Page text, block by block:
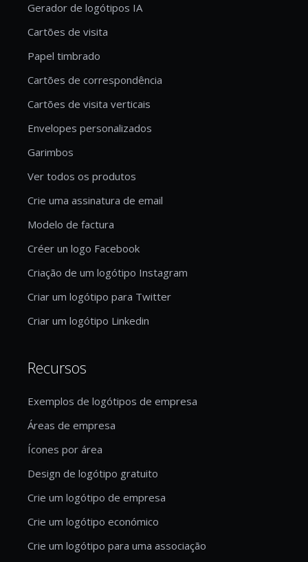
Gerador de logótipos IA
Cartões de visita
Papel timbrado
Cartões de correspondência
Cartões de visita verticais
Envelopes personalizados
Garimbos
Ver todos os produtos
Crie uma assinatura de email
Modelo de factura
Créer un logo Facebook
Criação de um logótipo Instagram
Criar um logótipo para Twitter
Criar um logótipo Linkedin
Recursos
Exemplos de logótipos de empresa
Áreas de empresa
Ícones por área
Design de logótipo gratuito
Crie um logótipo de empresa
Crie um logótipo económico
Crie um logótipo para uma associação